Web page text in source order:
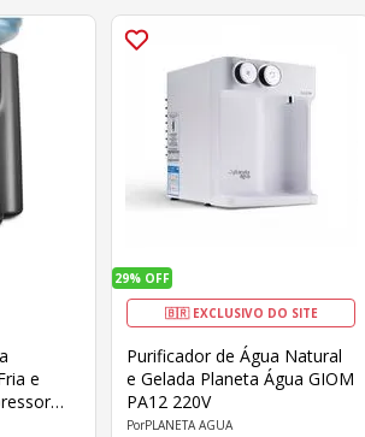
e
29% OFF
🇧🇷 EXCLUSIVO DO SITE
Purificador de Água Natural
e Gelada Planeta Água GIOM
PA12 220V
PLANETA AGUA